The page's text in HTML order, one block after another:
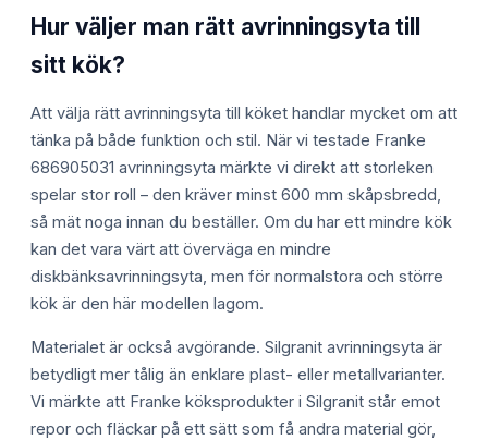
Hur väljer man rätt avrinningsyta till
sitt kök?
Att välja rätt avrinningsyta till köket handlar mycket om att
tänka på både funktion och stil. När vi testade Franke
686905031 avrinningsyta märkte vi direkt att storleken
spelar stor roll – den kräver minst 600 mm skåpsbredd,
så mät noga innan du beställer. Om du har ett mindre kök
kan det vara värt att överväga en mindre
diskbänksavrinningsyta, men för normalstora och större
kök är den här modellen lagom.
Materialet är också avgörande. Silgranit avrinningsyta är
betydligt mer tålig än enklare plast- eller metallvarianter.
Vi märkte att Franke köksprodukter i Silgranit står emot
repor och fläckar på ett sätt som få andra material gör,